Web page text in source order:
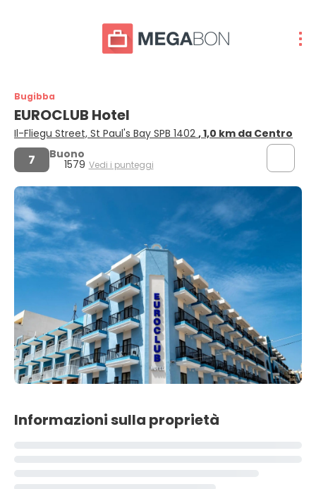
Bugibba
EUROCLUB Hotel
Il-Fliegu Street, St Paul's Bay SPB 1402 , 1,0 km da Centro
7 Buono
1579 Vedi i punteggi
Informazioni sulla proprietà